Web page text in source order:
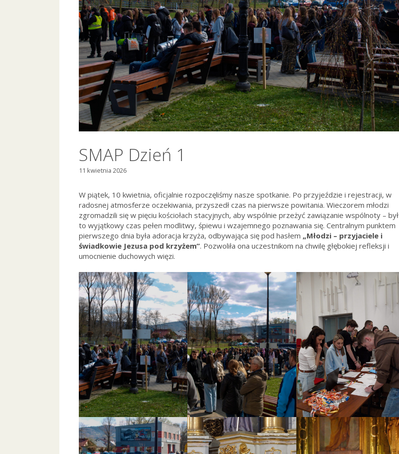
SMAP Dzień 1
11 kwietnia 2026
W piątek, 10 kwietnia, oficjalnie rozpoczęliśmy nasze spotkanie. Po przyjeździe i rejestracji, w
radosnej atmosferze oczekiwania, przyszedł czas na pierwsze powitania. Wieczorem młodzi
zgromadzili się w pięciu kościołach stacyjnych, aby wspólnie przeżyć zawiązanie wspólnoty – był
to wyjątkowy czas pełen modlitwy, śpiewu i wzajemnego poznawania się. Centralnym punktem
pierwszego dnia była adoracja krzyża, odbywająca się pod hasłem „Młodzi – przyjaciele i
świadkowie Jezusa pod krzyżem”. Pozwoliła ona uczestnikom na chwilę głębokiej refleksji i
umocnienie duchowych więzi.